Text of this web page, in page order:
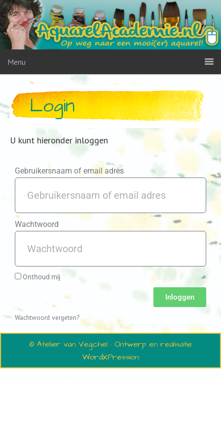
Menu
Login
U kunt hieronder inloggen
Gebruikersnaam of email adres
Wachtwoord
Onthoud mij
Inloggen
Wachtwoord vergeten?
© Atelier van Vegchel · Ontwerp en realisatie
WordXPression